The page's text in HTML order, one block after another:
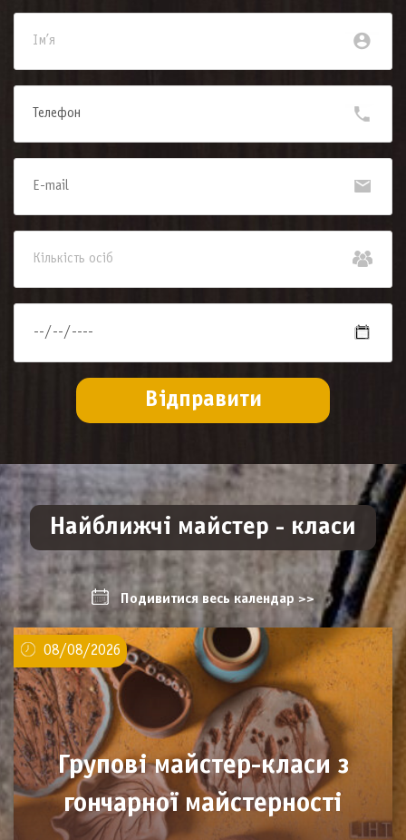
Найближчі майстер - класи
Подивитися весь календар >>
08/08/2026
Групові майстер-класи з
гончарної майстерності